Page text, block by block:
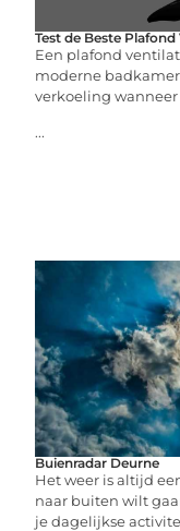
Test de Beste
Een plafond
moderne
verkoeling
...
Buienradar Deurne
Het weer is altijd
naar buiten wilt
je dagelijkse